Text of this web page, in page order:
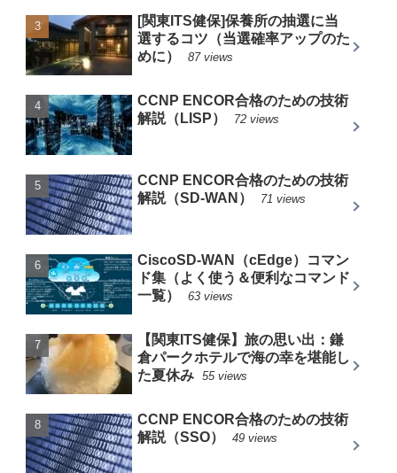
[関東ITS健保]保養所の抽選に当
選するコツ（当選確率アップのた
めに）
87 views
CCNP ENCOR合格のための技術
解説（LISP）
72 views
CCNP ENCOR合格のための技術
解説（SD-WAN）
71 views
CiscoSD-WAN（cEdge）コマン
ド集（よく使う＆便利なコマンド
一覧）
63 views
【関東ITS健保】旅の思い出：鎌
倉パークホテルで海の幸を堪能し
た夏休み
55 views
CCNP ENCOR合格のための技術
解説（SSO）
49 views